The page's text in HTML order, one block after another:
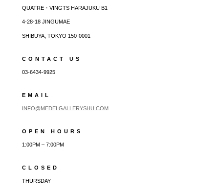
QUATRE・VINGTS HARAJUKU B1
4-28-18 JINGUMAE
SHIBUYA, TOKYO 150-0001
CONTACT US
03-6434-9925
EMAIL
INFO@MEDELGALLERYSHU.COM
OPEN HOURS
1:00PM – 7:00PM
CLOSED
THURSDAY